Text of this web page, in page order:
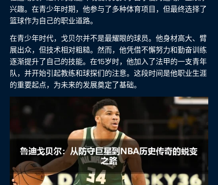
兴趣。在青少年时期，他参与了多种体育项目，但最终选择了
篮球作为自己的职业道路。
在青少年时代，戈贝尔并不是最耀眼的球员。他身材高大、臂
展出众，但技术相对粗糙。然而，他凭借不懈努力和勤奋训练
逐渐提升了自己的技能。在15岁时，他加入了法甲的一支青年
队，并开始引起教练和球探们的注意。这段时间是他职业生涯
的重要起点，为未来的发展奠定了基础。